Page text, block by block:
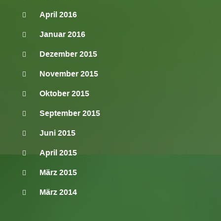
April 2016
Januar 2016
Dezember 2015
November 2015
Oktober 2015
September 2015
Juni 2015
April 2015
März 2015
März 2014